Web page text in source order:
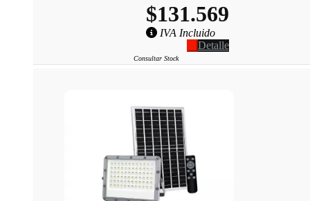
$131.569
IVA Incluido
Detalle
Consultar Stock